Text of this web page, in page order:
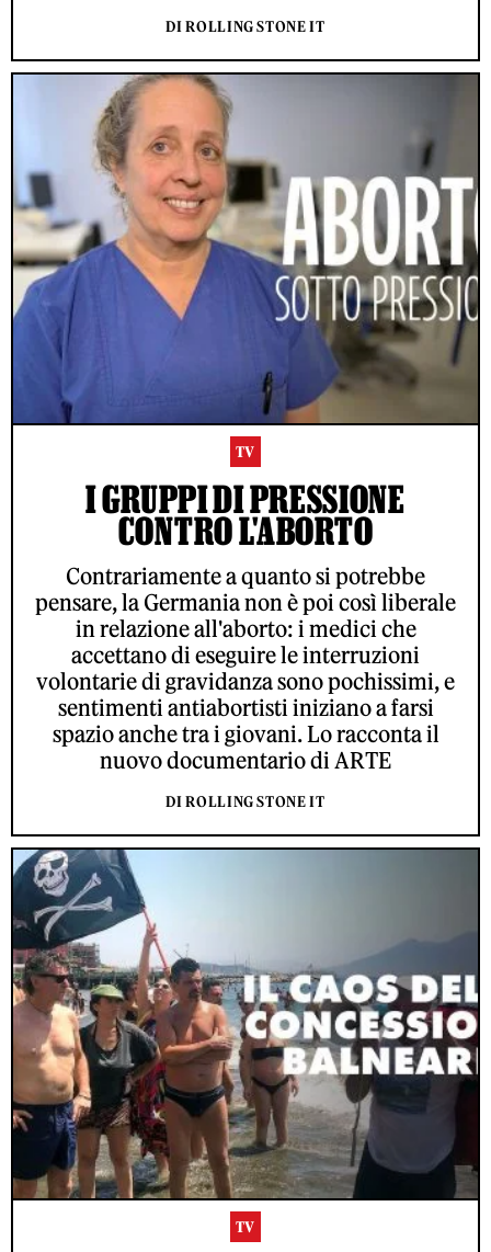
DI ROLLING STONE IT
TV
I GRUPPI DI PRESSIONE
CONTRO L'ABORTO
Contrariamente a quanto si potrebbe
pensare, la Germania non è poi così liberale
in relazione all'aborto: i medici che
accettano di eseguire le interruzioni
volontarie di gravidanza sono pochissimi, e
sentimenti antiabortisti iniziano a farsi
spazio anche tra i giovani. Lo racconta il
nuovo documentario di ARTE
DI ROLLING STONE IT
TV